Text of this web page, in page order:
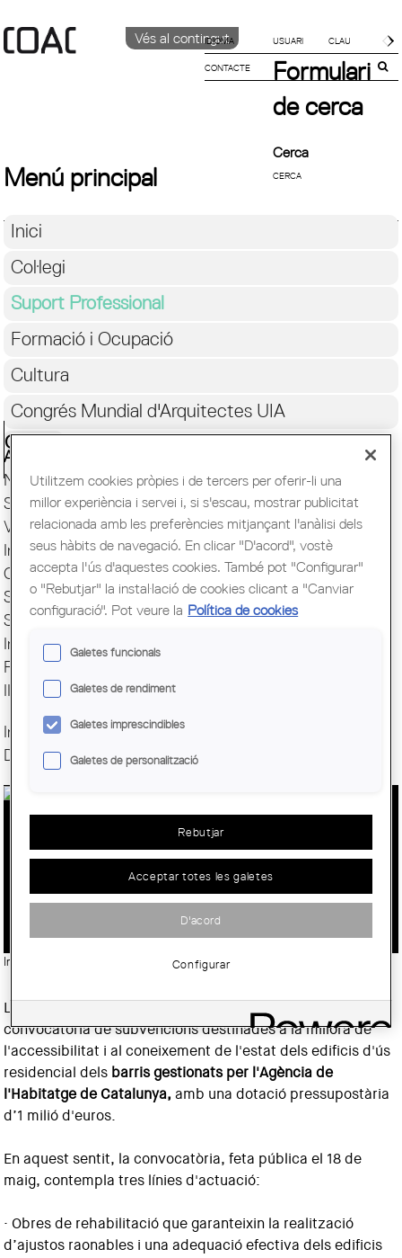
Vés al contingut
IDIOMA
CATALÀ
CONTACTE
Formulari
de cerca
Cerca
Menú principal
Inici
Col·legi
Suport Professional
Formació i Ocupació
Cultura
Congrés Mundial d'Arquitectes UIA
Ciutadania
Actualitat
Next Generation
Secretaria
Visat, IITs i Registre
Informació Tècnica OCT
Concursos OCP
Suport Jurídic
Suport Informàtic
Internacional
Fes la teva consulta
IITS
Inici a la professió
Descarbonitzant l'Arquitectura
CONVOCATÒRIA 2018 D'AJUTS PER
REHABILITAR EN MATÈRIA
D’ACCESSIBILITAT EDIFICIS DEL PARC
PÚBLIC D’HABITATGES
Imatge: © La Guineueta. Ajuntament de Barcelona
La Generalitat de Catalunya ha obert una nova
convocatòria de subvencions destinades a la millora de
l'accessibilitat i al coneixement de l'estat dels edificis d'ús
residencial dels barris gestionats per l'Agència de
l'Habitatge de Catalunya, amb una dotació pressupostària
d’1 milió d'euros.
En aquest sentit, la convocatòria, feta pública el 18 de
maig, contempla tres línies d'actuació:
· Obres de rehabilitació que garanteixin la realització
d’ajustos raonables i una adequació efectiva dels edificis
Utilitzem cookies pròpies i de tercers per oferir-li una
millor experiència i servei i, si s'escau, mostrar publicitat
relacionada amb les preferències mitjançant l'anàlisi dels
seus hàbits de navegació. En clicar "D'acord", vostè
accepta l'ús d'aquestes cookies. També pot "Configurar"
o "Rebutjar" la instal·lació de cookies clicant a "Canviar
configuració". Pot veure la Política de cookies
Galetes funcionals
Galetes de rendiment
Galetes imprescindibles
Galetes de personalització
Rebutjar
Acceptar totes les galetes
D'acord
Configurar